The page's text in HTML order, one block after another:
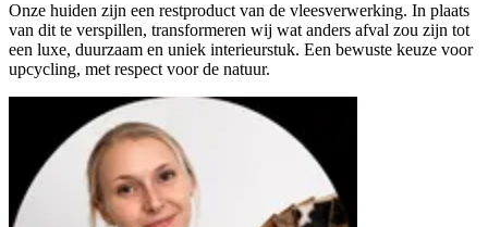
Onze huiden zijn een restproduct van de vleesverwerking. In plaats
van dit te verspillen, transformeren wij wat anders afval zou zijn tot
een luxe, duurzaam en uniek interieurstuk. Een bewuste keuze voor
upcycling, met respect voor de natuur.